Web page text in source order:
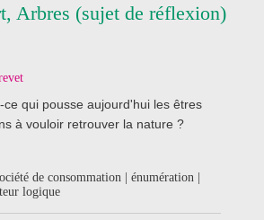
Arbres (sujet de réflexion)
ce qui pousse aujourd'hui les êtres
à vouloir retrouver la nature ?
de consommation | énumération |
logique